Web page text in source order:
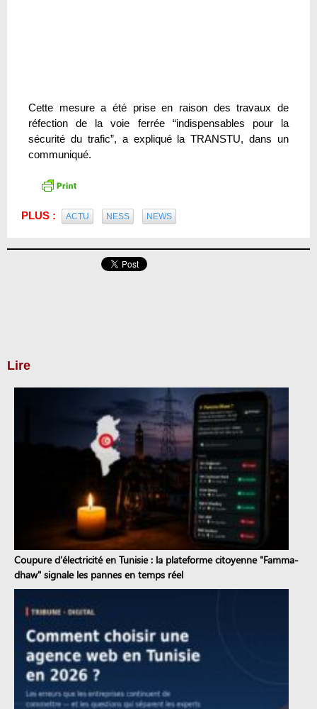
Cette mesure a été prise en raison des travaux de
réfection de la voie ferrée “indispensables pour la
sécurité du trafic”, a expliqué la TRANSTU, dans un
communiqué.
PLUS : ACTU NESS NEWS
Lire
Coupure d’électricité en Tunisie : la plateforme citoyenne "Famma-
dhaw" signale les pannes en temps réel